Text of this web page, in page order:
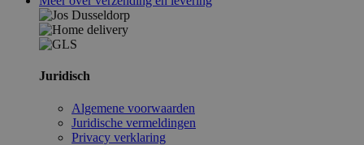
Juridisch
Algemene voorwaarden
Juridische vermeldingen
Privacy verklaring